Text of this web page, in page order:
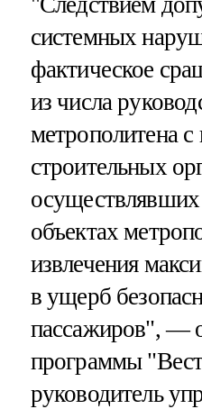
системных
фактическое
из числа
метрополитена с
строительных
объектах
извлечения
в ущерб
пассажиров", —
программы
руководитель